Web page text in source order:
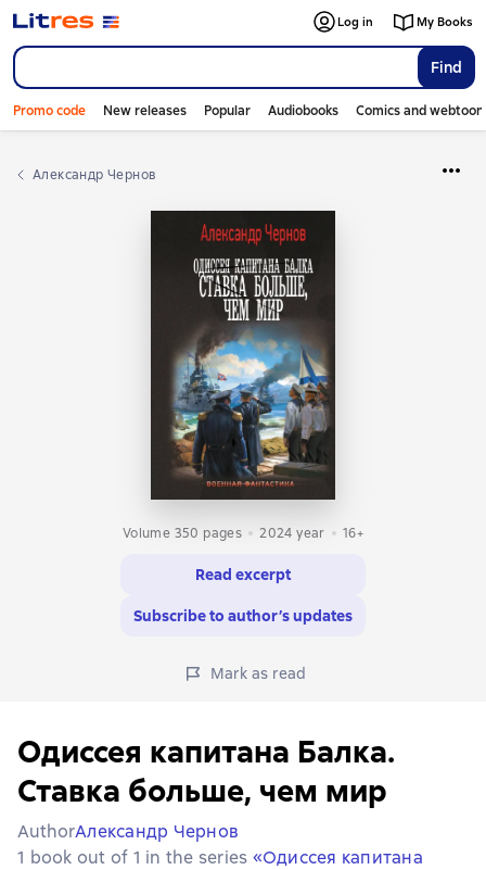
Find
Log in My Books
Promo code New releases Popular Audiobooks Comics and
Александр Чернов
Volume 350 pages 2024 year 16+
Read excerpt
Subscribe to author’s updates
Mark as read
Одиссея капитана Балка.
Ставка больше, чем мир
AuthorАлександр Чернов
1 book out of 1 in the series «Одиссея капитана